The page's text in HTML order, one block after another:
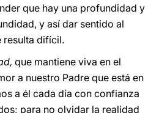
que hay una profundidad y
y así dar sentido al
resulta difícil.
que mantiene viva en el
a nuestro Padre que está en
a él cada día con confianza
para no olvidar la realidad